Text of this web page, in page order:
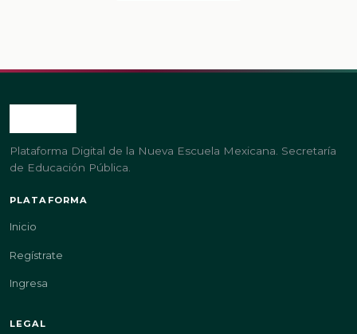
Plataforma Digital de la Nueva Escuela Mexicana. Secretaría
de Educación Pública.
PLATAFORMA
Inicio
Regístrate
Ingresa
LEGAL